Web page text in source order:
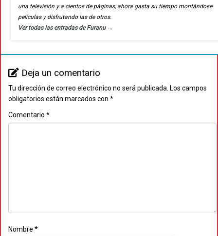
una televisión y a cientos de páginas, ahora gasta su tiempo montándose
películas y disfrutando las de otros.
Ver todas las entradas de Furanu →
Deja un comentario
Tu dirección de correo electrónico no será publicada. Los campos
obligatorios están marcados con *
Comentario *
Nombre *